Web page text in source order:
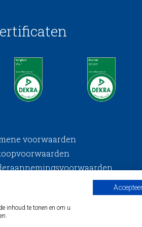
voorwaarden
inhoud te tonen en om u